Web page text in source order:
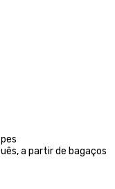
a partir de bagaços